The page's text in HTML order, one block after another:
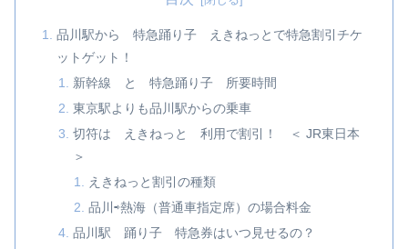
品川駅から 特急踊り子 えきねっとで特急割引チケ
ットゲット！
新幹線 と 特急踊り子 所要時間
東京駅よりも品川駅からの乗車
切符は えきねっと 利用で割引！ ＜ JR東日本
＞
えきねっと割引の種類
品川⇨熱海（普通車指定席）の場合料金
品川駅 踊り子 特急券はいつ見せるの？